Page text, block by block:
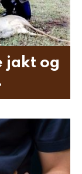
jakt og